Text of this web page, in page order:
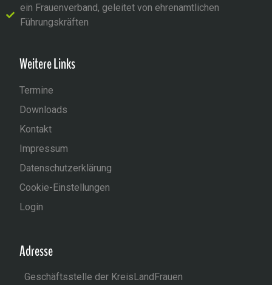
ein Frauenverband, geleitet von ehrenamtlichen
Führungskräften
Weitere Links
Termine
Downloads
Kontakt
Impressum
Datenschutzerklärung
Cookie-Einstellungen
Login
Adresse
Geschäftsstelle der KreisLandFrauen